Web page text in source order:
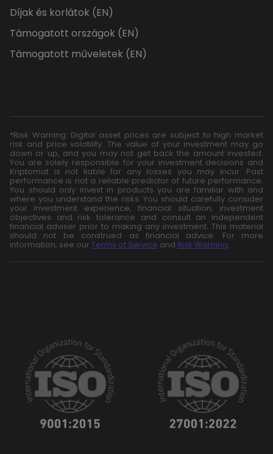
Díjak és korlátok (EN)
Támogatott országok (EN)
Támogatott műveletek (EN)
*Risk Warning: Digital asset prices are subject to high market
risk and price volatility. The value of your investment may go
down or up, and you may not get back the amount invested.
You are solely responsible for your investment decisions and
Kriptomat is not liable for any losses you may incur. Past
performance is not a reliable predictor of future performance.
You should only invest in products you are familiar with and
where you understand the risks. You should carefully consider
your investment experience, financial situation, investment
objectives and risk tolerance and consult an independent
financial adviser prior to making any investment. This material
should not be construed as financial advice. For more
information, see our Terms of Service and Risk Warning.